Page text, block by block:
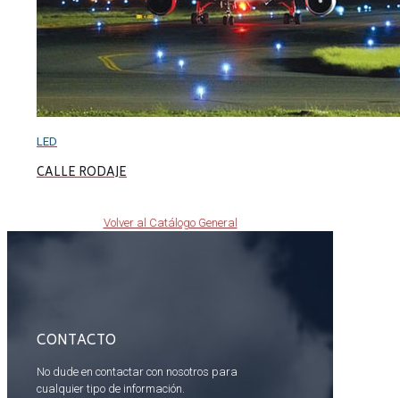
LED
CALLE RODAJE
Volver al Catálogo General
CONTACTO
No dude en contactar con nosotros para
cualquier tipo de información.